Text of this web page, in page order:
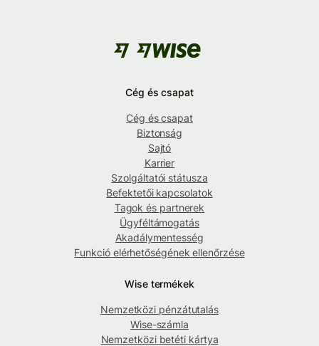
Cég és csapat
Cég és csapat
Biztonság
Sajtó
Karrier
Szolgáltatói státusza
Befektetői kapcsolatok
Tagok és partnerek
Ügyféltámogatás
Akadálymentesség
Funkció elérhetőségének ellenőrzése
Wise termékek
Nemzetközi pénzátutalás
Wise-számla
Nemzetközi betéti kártya